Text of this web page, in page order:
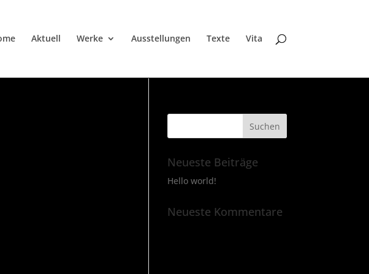
Aktuell Werke Ausstellungen Texte Vita
Neueste Beiträge
Hello world!
Neueste Kommentare